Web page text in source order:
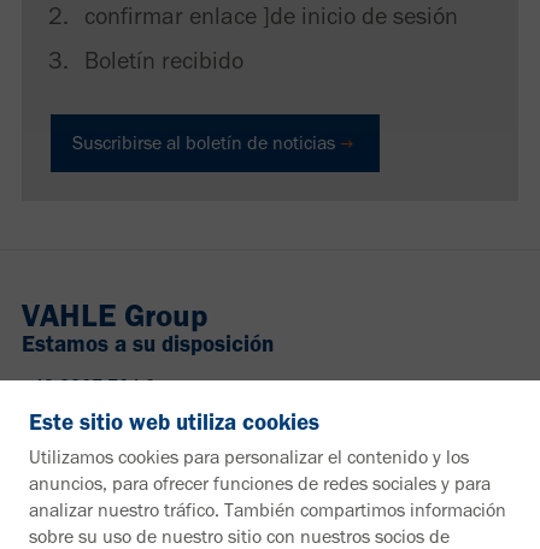
confirmar enlace ]de inicio de sesión
Boletín recibido
Suscribirse al boletín de noticias
VAHLE Group
Estamos a su disposición
+49 2307 704-0
info@vahle.de
Paul Vahle GmbH & Co. KG
Westicker Str. 52
59174 Kamen
Alemania
Este sitio web utiliza cookies
Utilizamos cookies para personalizar el contenido y los
anuncios, para ofrecer funciones de redes sociales y para
analizar nuestro tráfico. También compartimos información
sobre su uso de nuestro sitio con nuestros socios de